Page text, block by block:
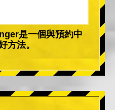
是一個與預約中
方法。